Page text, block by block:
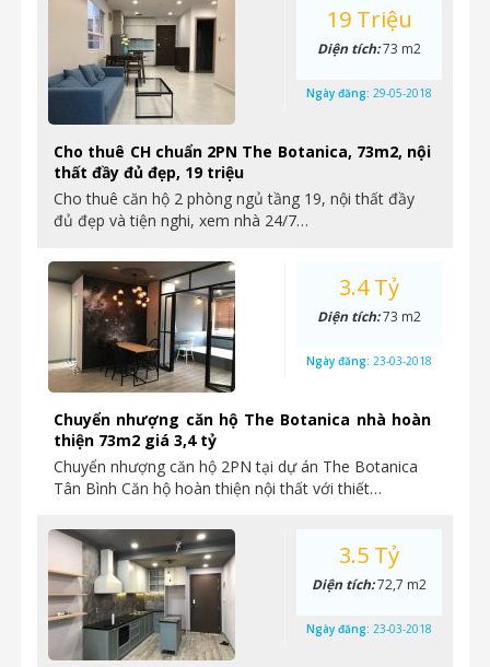
Cho thuê CH chuẩn 2PN The Botanica, 73m2, nội
thất đầy đủ đẹp, 19 triệu
Cho thuê căn hộ 2 phòng ngủ tầng 19, nội thất đầy
đủ đẹp và tiện nghi, xem nhà 24/7…
19 Triệu
Diện tích:73 m2
Ngày đăng: 29-05-2018
Chuyển nhượng căn hộ The Botanica nhà hoàn
thiện 73m2 giá 3,4 tỷ
Chuyển nhượng căn hộ 2PN tại dự án The Botanica
Tân Bình Căn hộ hoàn thiện nội thất với thiết…
3.4 Tỷ
Diện tích:73 m2
Ngày đăng: 23-03-2018
3.5 Tỷ
Diện tích:72,7 m2
Ngày đăng: 23-03-2018